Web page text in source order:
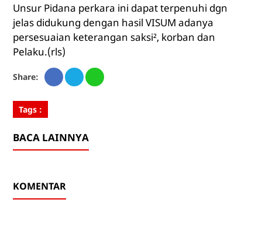
Unsur Pidana perkara ini dapat terpenuhi dgn
jelas didukung dengan hasil VISUM adanya
persesuaian keterangan saksi², korban dan
Pelaku.(rls)
Share:
Tags :
BACA LAINNYA
KOMENTAR